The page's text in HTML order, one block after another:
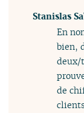
Stanislas
En
bien,
deux/
de